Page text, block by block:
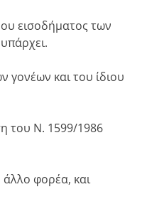
εισοδήματος των
γονέων και του ίδιου
του Ν. 1599/1986
φορέα, και